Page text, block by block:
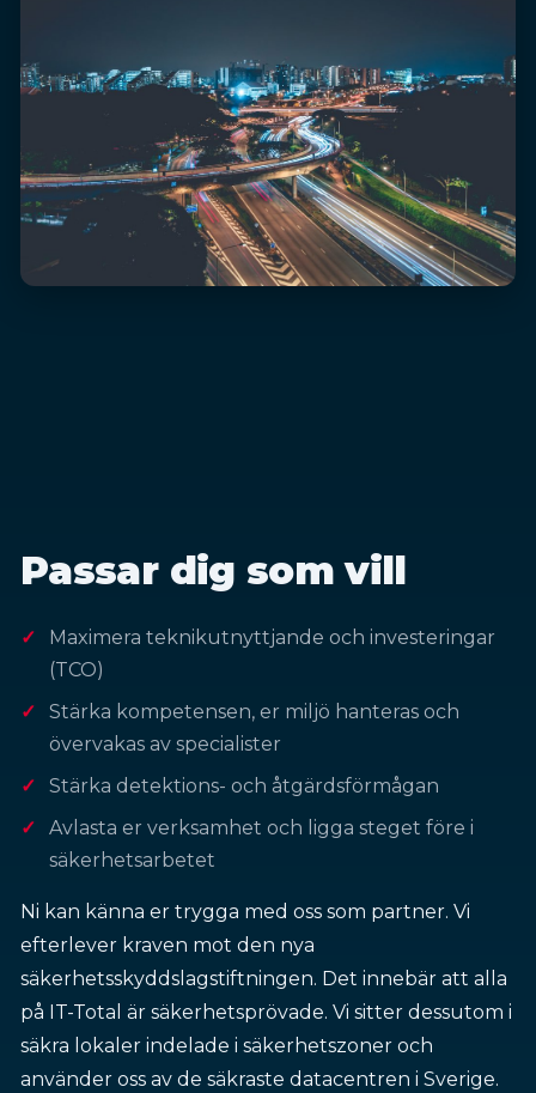
Passar dig som vill
Maximera teknikutnyttjande och investeringar
(TCO)
Stärka kompetensen, er miljö hanteras och
övervakas av specialister
Stärka detektions- och åtgärdsförmågan
Avlasta er verksamhet och ligga steget före i
säkerhetsarbetet
Ni kan känna er trygga med oss som partner. Vi
efterlever kraven mot den nya
säkerhetsskyddslagstiftningen. Det innebär att alla
på IT-Total är säkerhetsprövade. Vi sitter dessutom i
säkra lokaler indelade i säkerhetszoner och
använder oss av de säkraste datacentren i Sverige.